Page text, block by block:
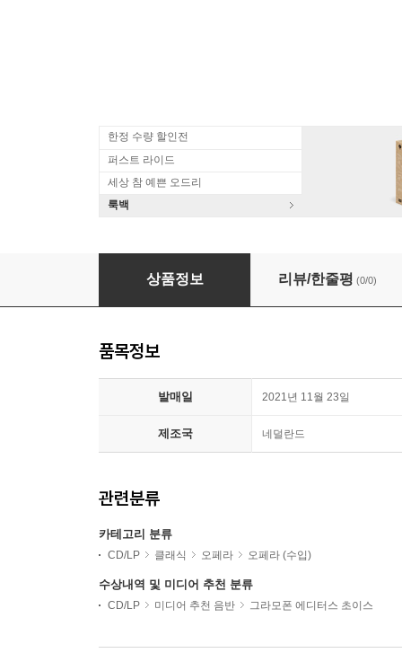
한정 수량 할인전
퍼스트 라이드
세상 참 예쁜 오드리
룩백
Alfredo Bernardini 요한 요제프 푹스: 월계수
상품정보 리뷰/한줄평 (0/0)
품목정보
발매일 2021년 11월 23일
제조국 네덜란드
관련분류
카테고리 분류
CD/LP 클래식 오페라 오페라 (수입)
수상내역 및 미디어 추천 분류
CD/LP 미디어 추천 음반 그라모폰 에디터스 초이스